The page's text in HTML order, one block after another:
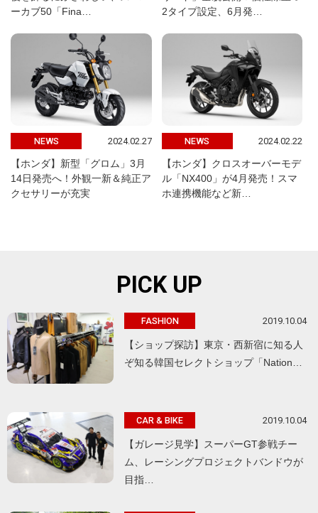
ーカブ50「Fina…
2タイプ設定、6月発…
NEWS 2024.02.27
【ホンダ】新型「グロム」3月
14日発売へ！外観一新＆純正ア
クセサリーが充実
NEWS 2024.02.22
【ホンダ】クロスオーバーモデ
ル「NX400」が4月発売！スマ
ホ連携機能など新…
PICK UP
FASHION 2019.10.04
【ショップ探訪】東京・西新宿に知る人
ぞ知る韓国セレクトショップ「Nation…
CAR & BIKE 2019.10.04
【ガレージ見学】スーパーGT参戦チー
ム、レーシングプロジェクトバンドウが
目指…